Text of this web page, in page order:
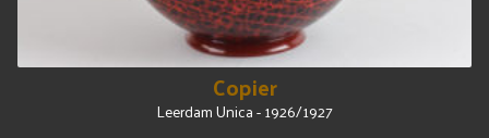
Copier
Leerdam Unica - 1926/1927